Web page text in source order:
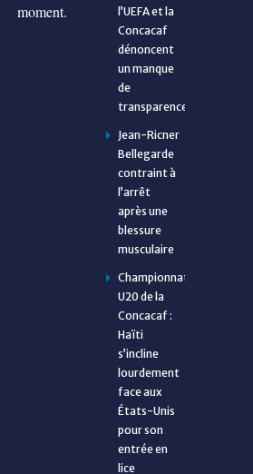
moment.
l’UEFA et la
Concacaf
dénoncent
un manque
de
transparence
Jean-Ricner
Bellegarde
contraint à
l’arrêt
après une
blessure
musculaire
Championnat
U20 de la
Concacaf :
Haïti
s’incline
lourdement
face aux
États-Unis
pour son
entrée en
lice